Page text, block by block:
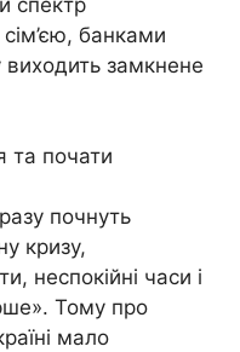
банками
виходить замкнене
та почати
почнуть
кризу,
неспокійні часи і
Тому про
мало